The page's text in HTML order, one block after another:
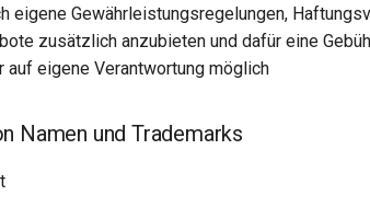
eigene Gewährleistungsregelungen,
zusätzlich anzubieten und dafür eine
auf eigene Verantwortung möglich
Namen und Trademarks